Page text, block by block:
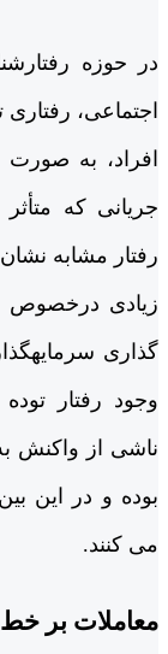
در حوزه
اجتماعی،
افراد، به صورت
جریانی که
رفتار مشابه
زیادی درخصوص
گذاری
وجود رفتار
ناشی از واکنش به
بوده و در این
می کنند.
معاملات بر خط